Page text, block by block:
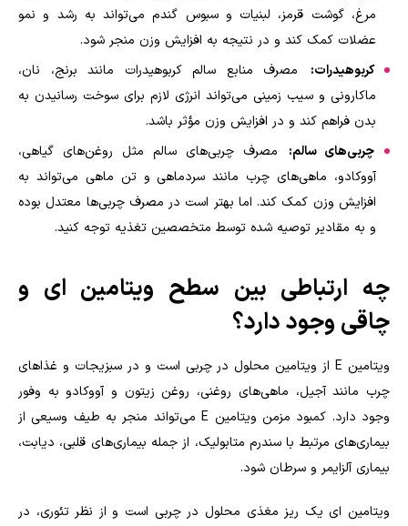
مرغ، گوشت قرمز، لبنیات و سبوس گندم می‌تواند به رشد و نمو
عضلات کمک کند و در نتیجه به افزایش وزن منجر شود.
کربوهیدرات:
مصرف منابع سالم کربوهیدرات مانند برنج، نان،
ماکارونی و سیب زمینی می‌تواند انرژی لازم برای سوخت رسانیدن به
بدن فراهم کند و در افزایش وزن مؤثر باشد.
چربی‌های سالم:
مصرف چربی‌های سالم مثل روغن‌های گیاهی،
آووکادو، ماهی‌های چرب مانند سردماهی و تن ماهی می‌تواند به
افزایش وزن کمک کند. اما بهتر است در مصرف چربی‌ها معتدل بوده
و به مقادیر توصیه شده توسط متخصصین تغذیه توجه کنید.
چه ارتباطی بین سطح ویتامین ای و
چاقی وجود دارد؟
ویتامین E از ویتامین محلول در چربی است و در سبزیجات و غذاهای
چرب مانند آجیل، ماهی‌های روغنی، روغن زیتون و آووکادو به وفور
وجود دارد. کمبود مزمن ویتامین E می‌تواند منجر به طیف وسیعی از
بیماری‌های مرتبط با سندرم متابولیک، از جمله بیماری‌های قلبی، دیابت،
بیماری آلزایمر و سرطان شود.
ویتامین ای یک ریز مغذی محلول در چربی است و از نظر تئوری، در